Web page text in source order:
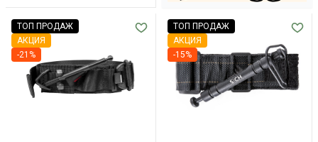
ТОП ПРОДАЖ
АКЦИЯ
-21%
ТОП ПРОДАЖ
АКЦИЯ
-15%